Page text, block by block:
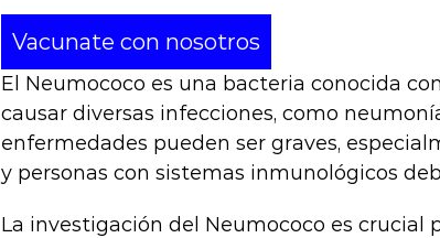
Vacunate con nosotros
El Neumococo es una bacteria conocida
causar diversas infecciones, como
enfermedades pueden ser graves,
y personas con sistemas inmunológicos
La investigación del Neumococo es